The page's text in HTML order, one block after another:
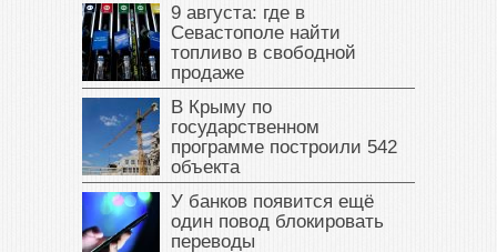
9 августа: где в
Севастополе найти
топливо в свободной
продаже
В Крыму по
государственном
программе построили 542
объекта
У банков появится ещё
один повод блокировать
переводы